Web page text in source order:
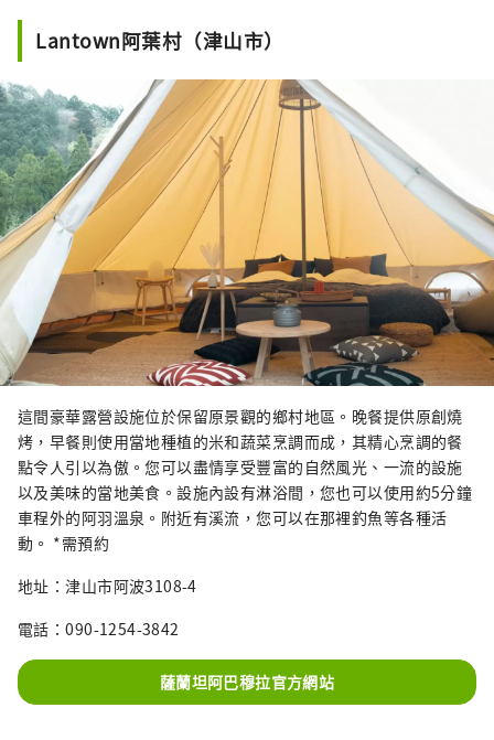
Lantown阿葉村（津山市）
這間豪華露營設施位於保留原景觀的鄉村地區。晚餐提供原創燒
烤，早餐則使用當地種植的米和蔬菜烹調而成，其精心烹調的餐
點令人引以為傲。您可以盡情享受豐富的自然風光、一流的設施
以及美味的當地美食。設施內設有淋浴間，您也可以使用約5分鐘
車程外的阿羽溫泉。附近有溪流，您可以在那裡釣魚等各種活
動。 *需預約
地址：津山市阿波3108-4
電話：090-1254-3842
薩蘭坦阿巴穆拉官方網站